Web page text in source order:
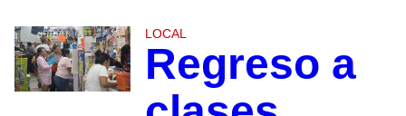
LOCAL
Regreso a